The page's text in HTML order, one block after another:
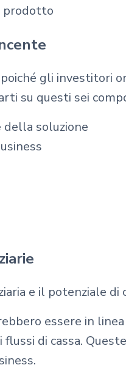
prodotto
gli investitori
su questi sei
della soluzione
e il potenziale
essere in
di cassa.